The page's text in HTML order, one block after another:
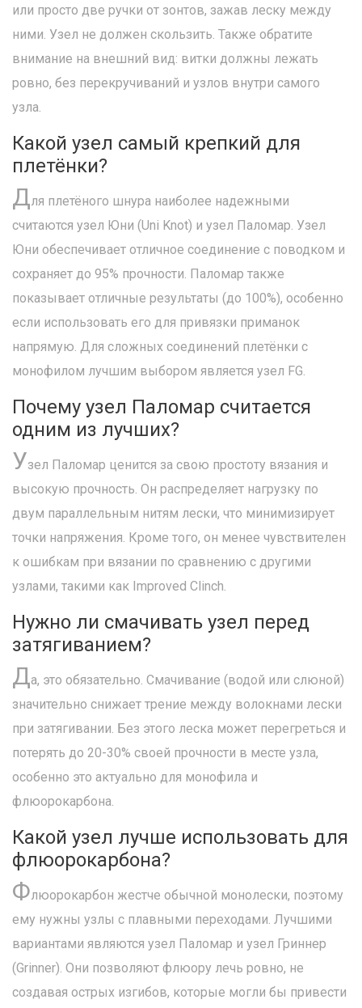
или просто две ручки от зонтов, зажав леску между
ними. Узел не должен скользить. Также обратите
внимание на внешний вид: витки должны лежать
ровно, без перекручиваний и узлов внутри самого
узла.
Какой узел самый крепкий для
плетёнки?
Для плетёного шнура наиболее надежными
считаются узел Юни (Uni Knot) и узел Паломар. Узел
Юни обеспечивает отличное соединение с поводком и
сохраняет до 95% прочности. Паломар также
показывает отличные результаты (до 100%), особенно
если использовать его для привязки приманок
напрямую. Для сложных соединений плетёнки с
монофилом лучшим выбором является узел FG.
Почему узел Паломар считается
одним из лучших?
Узел Паломар ценится за свою простоту вязания и
высокую прочность. Он распределяет нагрузку по
двум параллельным нитям лески, что минимизирует
точки напряжения. Кроме того, он менее чувствителен
к ошибкам при вязании по сравнению с другими
узлами, такими как Improved Clinch.
Нужно ли смачивать узел перед
затягиванием?
Да, это обязательно. Смачивание (водой или слюной)
значительно снижает трение между волокнами лески
при затягивании. Без этого леска может перегреться и
потерять до 20-30% своей прочности в месте узла,
особенно это актуально для монофила и
флюорокарбона.
Какой узел лучше использовать для
флюорокарбона?
Флюорокарбон жестче обычной монолески, поэтому
ему нужны узлы с плавными переходами. Лучшими
вариантами являются узел Паломар и узел Гриннер
(Grinner). Они позволяют флюору лечь ровно, не
создавая острых изгибов, которые могли бы привести